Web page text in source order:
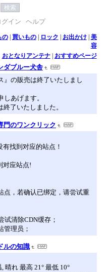
グイン ヘルプ
の| 買いもの| ロック | お出かけ| 美
容
おとなりアンテナ| おすすめページ
ダブルー犬舎
の販売は終了いたしまし
しあげます。
了いたしました。
門のワンクリック
找到对应的站点！
对应站点!
点，若确认已绑定，请尝试重
试清除CDN缓存；
管理员；
ルの知識
晴れ 最高 21° 最低 10°